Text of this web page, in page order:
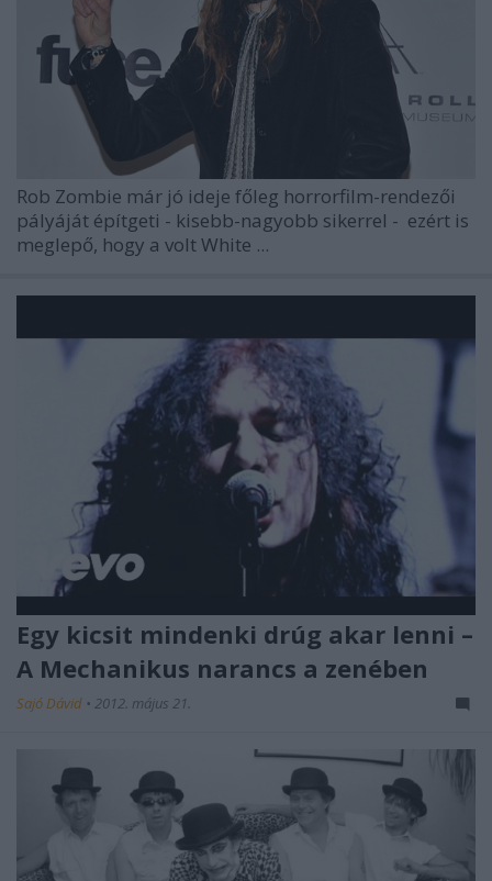
Rob Zombie már jó ideje főleg horrorfilm-rendezői
pályáját építgeti - kisebb-nagyobb sikerrel - ezért is
meglepő, hogy a volt White ...
Egy kicsit mindenki drúg akar lenni –
A Mechanikus narancs a zenében
Sajó Dávid • 2012. május 21.